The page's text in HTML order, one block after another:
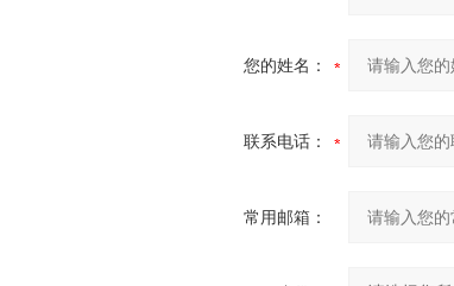
您的姓名：
联系电话：
常用邮箱：